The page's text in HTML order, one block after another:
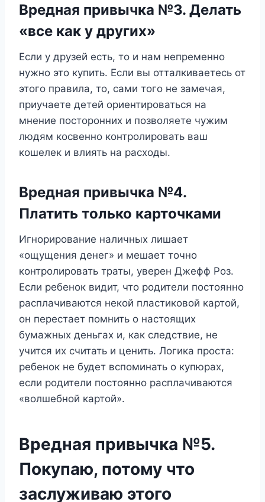
Вредная привычка №3. Делать
«все как у других»
Если у друзей есть, то и нам непременно
нужно это купить. Если вы отталкиваетесь от
этого правила, то, сами того не замечая,
приучаете детей ориентироваться на
мнение посторонних и позволяете чужим
людям косвенно контролировать ваш
кошелек и влиять на расходы.
Вредная привычка №4.
Платить только карточками
Игнорирование наличных лишает
«ощущения денег» и мешает точно
контролировать траты, уверен Джефф Роз.
Если ребенок видит, что родители постоянно
расплачиваются некой пластиковой картой,
он перестает помнить о настоящих
бумажных деньгах и, как следствие, не
учится их считать и ценить. Логика проста:
ребенок не будет вспоминать о купюрах,
если родители постоянно расплачиваются
«волшебной картой».
Вредная привычка №5.
Покупаю, потому что
заслуживаю этого